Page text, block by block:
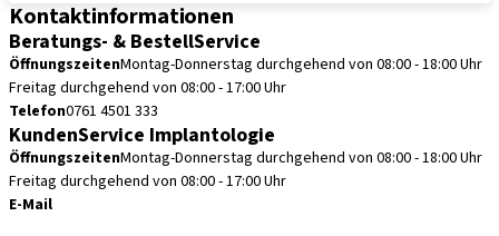
Kontaktinformationen
Beratungs- & BestellService
ÖffnungszeitenMontag-Donnerstag durchgehend von 08:00 - 18:00 Uhr
Freitag durchgehend von 08:00 - 17:00 Uhr
Telefon0761 4501 333
KundenService Implantologie
ÖffnungszeitenMontag-Donnerstag durchgehend von 08:00 - 18:00 Uhr
Freitag durchgehend von 08:00 - 17:00 Uhr
E-Mail